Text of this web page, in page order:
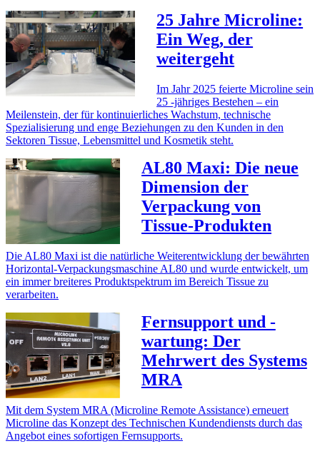
25 Jahre Microline:
Ein Weg, der
weitergeht
Im Jahr 2025 feierte Microline sein
25 -jähriges Bestehen – ein
Meilenstein, der für kontinuierliches Wachstum, technische
Spezialisierung und enge Beziehungen zu den Kunden in den
Sektoren Tissue, Lebensmittel und Kosmetik steht.
AL80 Maxi: Die neue
Dimension der
Verpackung von
Tissue-Produkten
Die AL80 Maxi ist die natürliche Weiterentwicklung der bewährten
Horizontal-Verpackungsmaschine AL80 und wurde entwickelt, um
ein immer breiteres Produktspektrum im Bereich Tissue zu
verarbeiten.
Fernsupport und -
wartung: Der
Mehrwert des Systems
MRA
Mit dem System MRA (Microline Remote Assistance) erneuert
Microline das Konzept des Technischen Kundendiensts durch das
Angebot eines sofortigen Fernsupports.